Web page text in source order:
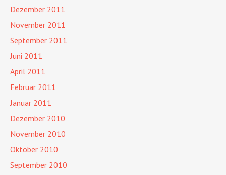
Dezember 2011
November 2011
September 2011
Juni 2011
April 2011
Februar 2011
Januar 2011
Dezember 2010
November 2010
Oktober 2010
September 2010